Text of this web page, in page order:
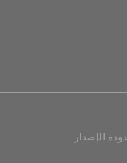
الإصدار